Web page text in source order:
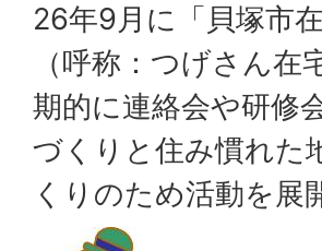
26年9月に「貝塚市
（呼称：つげさん
期的に連絡会や研修
づくりと住み慣れた
くりのため活動を展